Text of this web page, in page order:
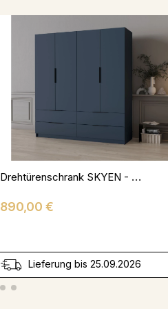
Drehtürenschrank SKYEN - Dunkelblau
Preis
890,00 €
Lieferung bis 25.09.2026